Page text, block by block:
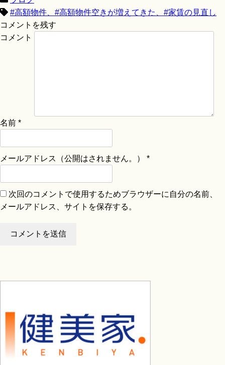
#高額物件、#高額物件空きが増えてきた、#家賃の見直し
コメントを残す
コメント
名前 *
メールアドレス（公開はされません。） *
次回のコメントで使用するためブラウザーに自分の名前、
メールアドレス、サイトを保存する。